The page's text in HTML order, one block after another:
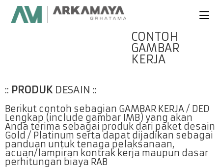
CONTOH
GAMBAR
KERJA
:: PRODUKDESAIN ::
Berikut contoh sebagian GAMBAR KERJA / DED
Lengkap (include gambar IMB) yang akan
Anda terima sebagai produk dari paket desain
Gold / Platinum serta dapat dijadikan sebagai
panduan untuk tenaga pelaksanaan,
acuan/lampiran kontrak kerja maupun dasar
perhitungan biaya RAB